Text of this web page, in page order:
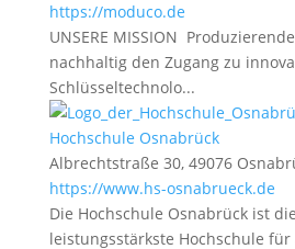
https://moduco.de
UNSERE MISSION
nachhaltig den Zugang zu
Schlüsseltechnolo...
Hochschule Osnabrück
Albrechtstraße 30, 49076
https://www.hs-osnabrueck.de
Die Hochschule Osnabrück ist
leistungsstärkste Hochschule